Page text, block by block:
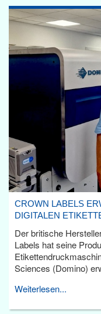
CROWN LABELS
DIGITALEN
Der britische
Labels hat seine
Sciences (Domino)
Weiterlesen...